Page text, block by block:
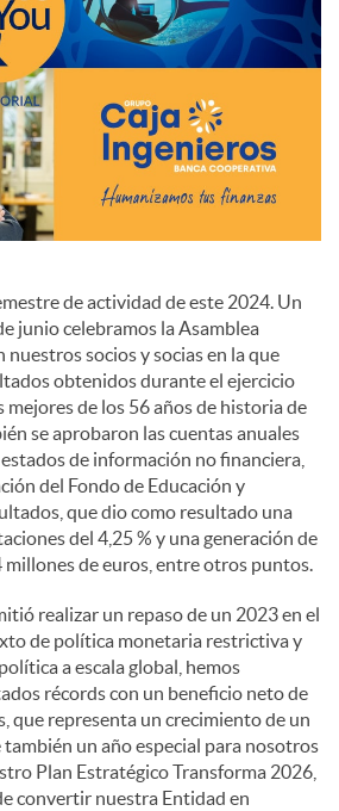
de actividad de este 2024. Un
junio celebramos la Asamblea
socios y socias en la que
obtenidos durante el ejercicio
mejores de los 56 años de historia de
se aprobaron las cuentas anuales
de información no financiera,
del Fondo de Educación y
que dio como resultado una
del 4,25 % y una generación de
millones de euros, entre otros puntos.
realizar un repaso de un 2023 en el
de política monetaria restrictiva y
a escala global, hemos
récords con un beneficio neto de
que representa un crecimiento de un
también un año especial para nosotros
Plan Estratégico Transforma 2026,
convertir nuestra Entidad en